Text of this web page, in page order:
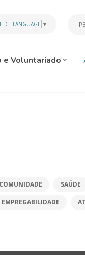
LANGUAGE ▼
e Voluntariado
SAÚDE
EMPREGABILIDADE